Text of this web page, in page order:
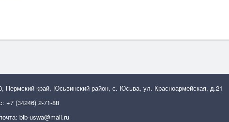
Пермский край, Юсьвинский район, с. Юсьва, ул. Красноармейская, д.21
+7 (34246) 2-71-88
bib-uswa@mail.ru